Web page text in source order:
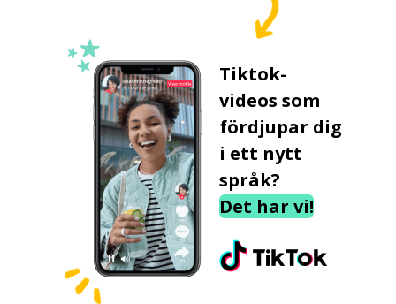
Tiktok-
videos som
fördjupar dig
i ett nytt
språk?
Det har vi!